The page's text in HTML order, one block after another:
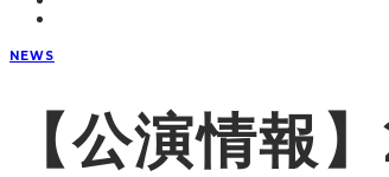
NEWS
【公演情報